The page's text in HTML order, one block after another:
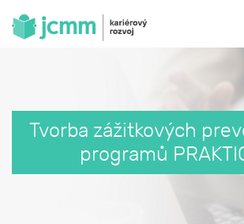
Tvorba zážitkových
programů